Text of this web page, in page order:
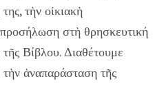
τὴν οἰκιακὴ
στὴ θρησκευτική
Βίβλου. Διαθέτουμε
ἀναπαράσταση τῆς